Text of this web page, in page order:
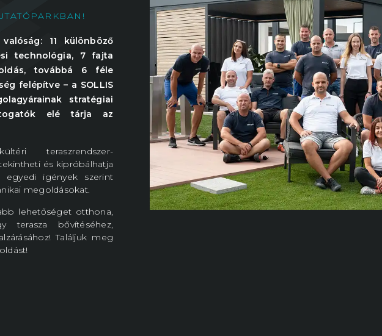
11 különböző
technológia, 7 fajta
továbbá 6 féle
felépítve – a SOLLIS
stratégiai
elé tárja az
teraszrendszer-
és kipróbálhatja
igények szerint
megoldásokat.
lehetőséget otthona,
terasza bővítéséhez,
Találjuk meg